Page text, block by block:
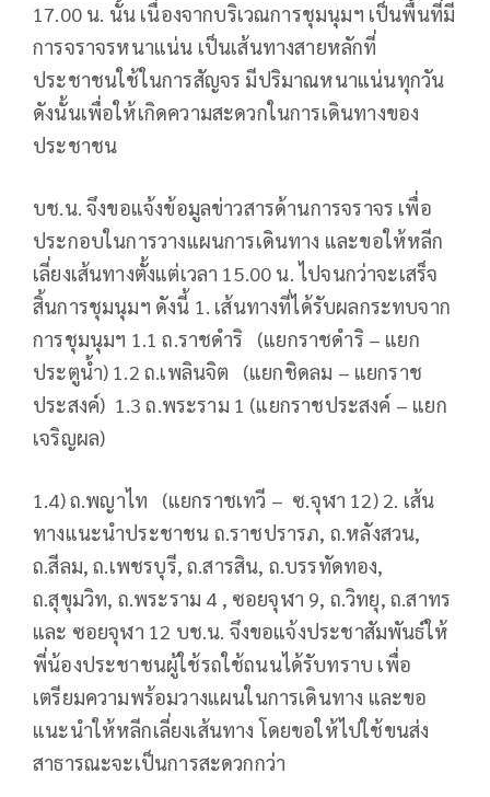
17.00 น. นั้น เนื่องจากบริเวณการชุมนุมฯ เป็นพื้นที่มี
การจราจรหนาแน่น เป็นเส้นทางสายหลักที่
ประชาชนใช้ในการสัญจร มีปริมาณหนาแน่นทุกวัน
ดังนั้นเพื่อให้เกิดความสะดวกในการเดินทางของ
ประชาชน
บช.น. จึงขอแจ้งข้อมูลข่าวสารด้านการจราจร เพื่อ
ประกอบในการวางแผนการเดินทาง และขอให้หลีก
เลี่ยงเส้นทางตั้งแต่เวลา 15.00 น. ไปจนกว่าจะเสร็จ
สิ้นการชุมนุมฯ ดังนี้ 1. เส้นทางที่ได้รับผลกระทบจาก
การชุมนุมฯ 1.1 ถ.ราชดำริ (แยกราชดำริ – แยก
ประตูน้ำ) 1.2 ถ.เพลินจิต (แยกชิดลม – แยกราช
ประสงค์) 1.3 ถ.พระราม 1 (แยกราชประสงค์ – แยก
เจริญผล)
1.4) ถ.พญาไท (แยกราชเทวี – ซ.จุฬา 12) 2. เส้น
ทางแนะนำประชาชน ถ.ราชปรารภ, ถ.หลังสวน,
ถ.สีลม, ถ.เพชรบุรี, ถ.สารสิน, ถ.บรรทัดทอง,
ถ.สุขุมวิท, ถ.พระราม 4 , ซอยจุฬา 9, ถ.วิทยุ, ถ.สาทร
และ ซอยจุฬา 12 บช.น. จึงขอแจ้งประชาสัมพันธ์ให้
พี่น้องประชาชนผู้ใช้รถใช้ถนนได้รับทราบ เพื่อ
เตรียมความพร้อมวางแผนในการเดินทาง และขอ
แนะนำให้หลีกเลี่ยงเส้นทาง โดยขอให้ไปใช้ขนส่ง
สาธารณะจะเป็นการสะดวกกว่า